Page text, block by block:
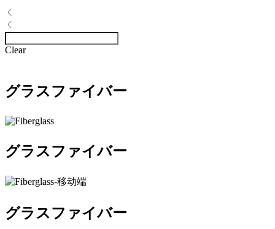
Clear
グラスファイバー
グラスファイバー
グラスファイバー